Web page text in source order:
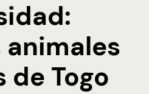
Togo